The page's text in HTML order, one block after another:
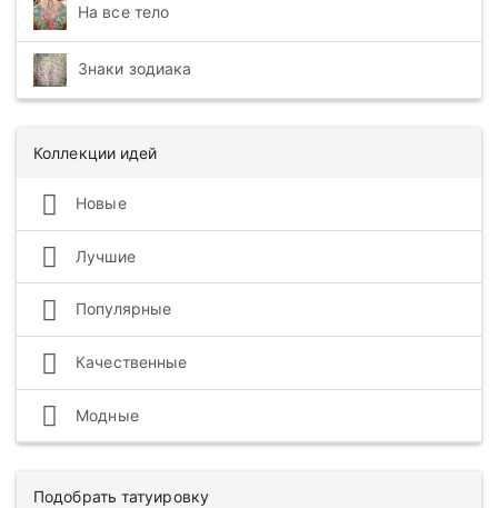
На все тело
Знаки зодиака
Коллекции идей
Новые
Лучшие
Популярные
Качественные
Модные
Подобрать татуировку